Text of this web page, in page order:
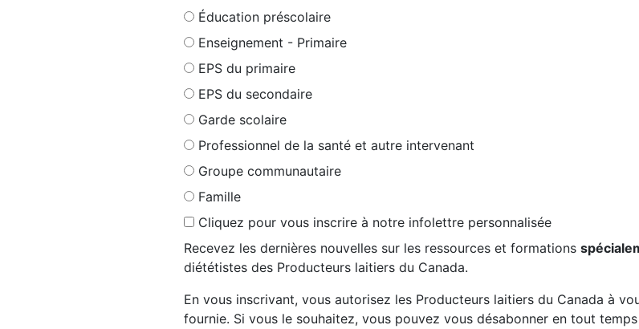
Éducation préscolaire
Enseignement - Primaire
EPS du primaire
EPS du secondaire
Garde scolaire
Professionnel de la santé et autre intervenant
Groupe communautaire
Famille
Cliquez pour vous inscrire à notre infolettre personnalisée
Recevez les dernières nouvelles sur les ressources et formations
diététistes des Producteurs laitiers du Canada.
En vous inscrivant, vous autorisez les Producteurs laitiers du Canada à
fournie. Si vous le souhaitez, vous pouvez vous désabonner en tout